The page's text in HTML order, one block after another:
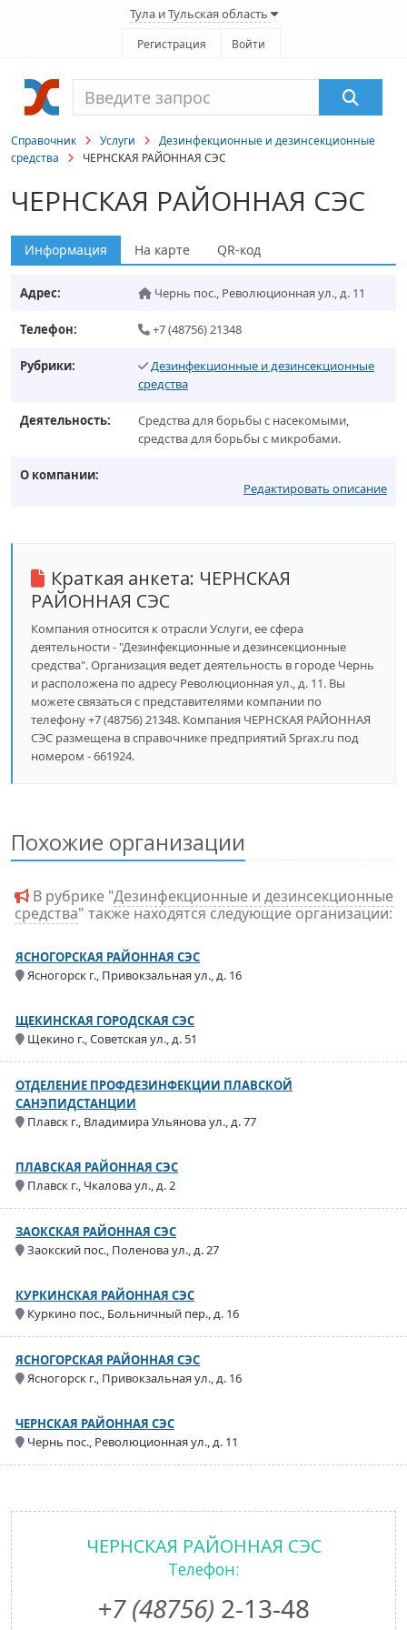
Тула и Тульская область
Регистрация Войти
Справочник Услуги
Дезинфекционные и дезинсекционные
средства
ЧЕРНСКАЯ РАЙОННАЯ СЭС
ЧЕРНСКАЯ РАЙОННАЯ СЭС
Информация На карте QR-код
Адрес: Чернь пос., Революционная ул., д. 11
Телефон: +7 (48756) 21348
Рубрики:
Дезинфекционные и дезинсекционные
средства
Деятельность:
Средства для борьбы с насекомыми,
средства для борьбы с микробами.
О компании:
Редактировать описание
Краткая анкета: ЧЕРНСКАЯ
РАЙОННАЯ СЭС
Компания относится к отрасли Услуги, ее сфера
деятельности - "Дезинфекционные и дезинсекционные
средства". Организация ведет деятельность в городе Чернь
и расположена по адресу Революционная ул., д. 11. Вы
можете связаться с представителями компании по
телефону +7 (48756) 21348. Компания ЧЕРНСКАЯ РАЙОННАЯ
СЭС размещена в справочнике предприятий Sprax.ru под
номером - 661924.
Похожие организации
В рубрике "Дезинфекционные и дезинсекционные
средства" также находятся следующие организации:
ЯСНОГОРСКАЯ РАЙОННАЯ СЭС
Ясногорск г., Привокзальная ул., д. 16
ЩЕКИНСКАЯ ГОРОДСКАЯ СЭС
Щекино г., Советская ул., д. 51
ОТДЕЛЕНИЕ ПРОФДЕЗИНФЕКЦИИ ПЛАВСКОЙ
САНЭПИДСТАНЦИИ
Плавск г., Владимира Ульянова ул., д. 77
ПЛАВСКАЯ РАЙОННАЯ СЭС
Плавск г., Чкалова ул., д. 2
ЗАОКСКАЯ РАЙОННАЯ СЭС
Заокский пос., Поленова ул., д. 27
КУРКИНСКАЯ РАЙОННАЯ СЭС
Куркино пос., Больничный пер., д. 16
ЯСНОГОРСКАЯ РАЙОННАЯ СЭС
Ясногорск г., Привокзальная ул., д. 16
ЧЕРНСКАЯ РАЙОННАЯ СЭС
Чернь пос., Революционная ул., д. 11
ЧЕРНСКАЯ РАЙОННАЯ СЭС
Телефон:
+7 (48756) 2-13-48